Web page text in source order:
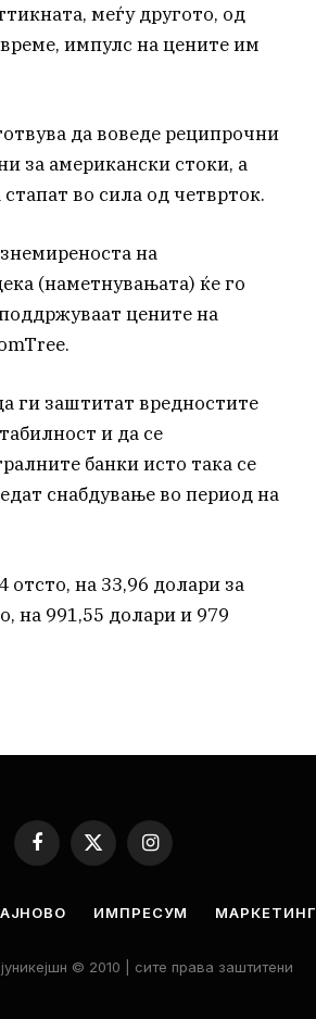
меѓу другото, од
импулс на цените им
да воведе реципрочни
за американски стоки, а
во сила од четврток.
на
(наметнувањата) ќе го
цените на
ги заштитат вредностите
и да се
банки исто така се
снабдување во период на
отсто, на 33,96 долари за
на 991,55 долари и 979
Facebook
X
(Twitter)
Instagram
ИМПРЕСУМ МАРКЕТИНГ
© 2010 | сите права заштитени